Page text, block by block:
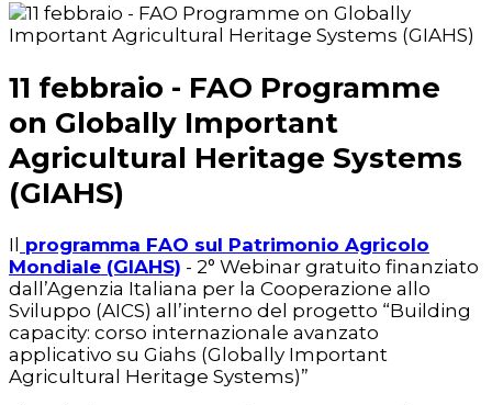
11 febbraio - FAO Programme
on Globally Important
Agricultural Heritage Systems
(GIAHS)
Il
programma FAO sul Patrimonio Agricolo
Mondiale (GIAHS) - 2° Webinar gratuito finanziato
dall’Agenzia Italiana per la Cooperazione allo
Sviluppo (AICS) all’interno del progetto “Building
capacity: corso internazionale avanzato
applicativo su Giahs (Globally Important
Agricultural Heritage Systems)”